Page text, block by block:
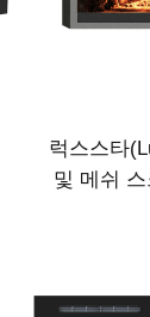
럭스스타
및 메쉬